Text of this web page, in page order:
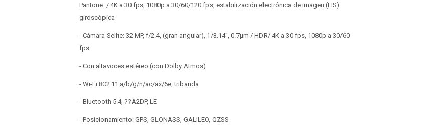
Pantone. / 4K a 30 fps, 1080p a 30/60/120 fps, estabilización electrónica de imagen (EIS)
giroscópica
- Cámara Selfie: 32 MP, f/2.4, (gran angular), 1/3.14", 0.7µm / HDR/ 4K a 30 fps, 1080p a 30/60
fps
- Con altavoces estéreo (con Dolby Atmos)
- Wi-Fi 802.11 a/b/g/n/ac/ax/6e, tribanda
- Bluetooth 5.4, ??A2DP, LE
- Posicionamiento: GPS, GLONASS, GALILEO, QZSS